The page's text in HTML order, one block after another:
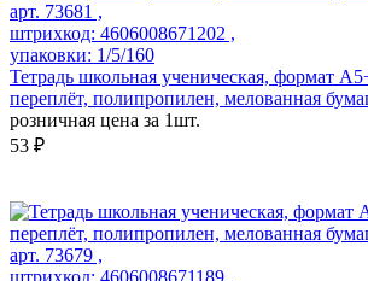
арт. 73681 ,
штрихкод: 4606008671202 ,
упаковки: 1/5/160
Тетрадь школьная ученическая, формат
переплёт, полипропилен, мелованная
розничная цена за 1шт.
53 ₽
арт. 73679 ,